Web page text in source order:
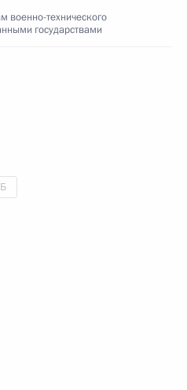
военно-технического
государствами